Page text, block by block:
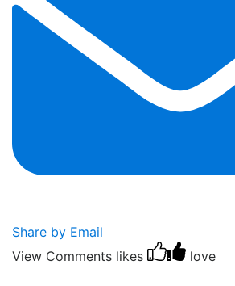
Share by Email
View Comments likes love